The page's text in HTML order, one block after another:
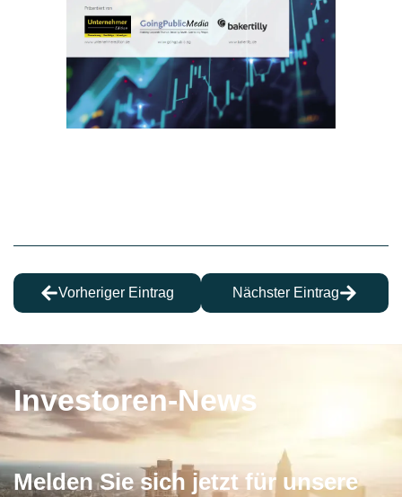
Vorheriger Eintrag Nächster Eintrag
Investoren-News
Melden Sie sich jetzt für unsere